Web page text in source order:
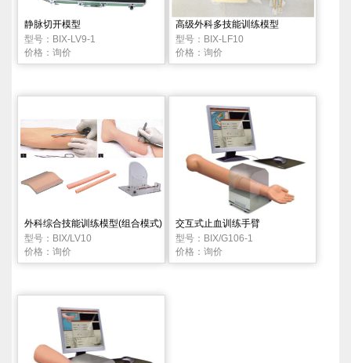
静脉切开模型
型号：BIX-LV9-1
价格：询价
高级外科多技能训练模型
型号：BIX-LF10
价格：询价
外科综合技能训练模型(组合模式)
型号：BIX/LV10
价格：询价
交互式止血训练手臂
型号：BIX/G106-1
价格：询价